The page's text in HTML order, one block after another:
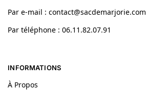
Par e-mail : contact@sacdemarjorie.com
Par téléphone : 06.11.82.07.91
INFORMATIONS
À Propos